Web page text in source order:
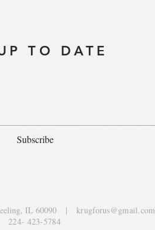
TO DATE
Subscribe
IL 60090 |krugforus@gmail.com
224- 423-5784